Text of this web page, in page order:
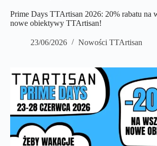
Prime Days TTArtisan 2026: 20% rabatu na
nowe obiektywy TTArtisan!
23/06/2026 Nowości TTArtisan